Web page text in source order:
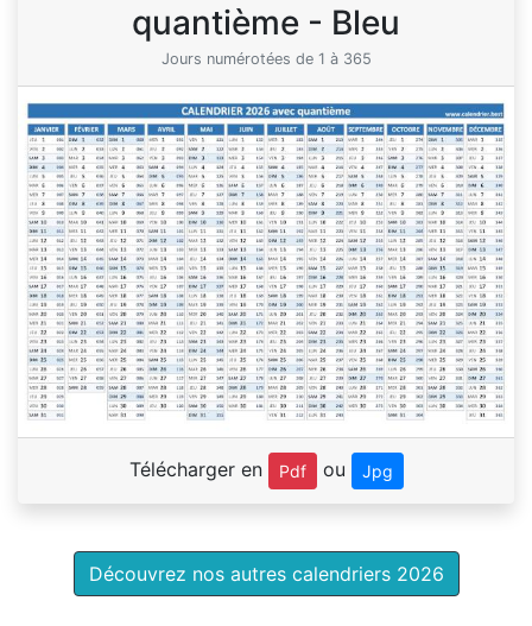
quantième - Bleu
Jours numérotées de 1 à 365
Télécharger en Pdf ou Jpg
Découvrez nos autres calendriers 2026